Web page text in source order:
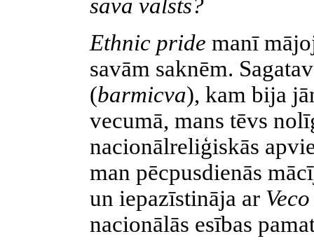
sava valsts?
Ethnic pride manī
savām saknēm.
(barmicva), kam bija
vecumā, mans tēvs
nacionālreliģiskās
man pēcpusdienās
un iepazīstināja ar
nacionālās esības